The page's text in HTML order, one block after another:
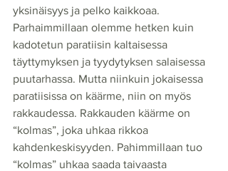
yksinäisyys ja pelko kaikkoaa.
Parhaimmillaan olemme hetken kuin
kadotetun paratiisin kaltaisessa
täyttymyksen ja tyydytyksen salaisessa
puutarhassa. Mutta niinkuin jokaisessa
paratiisissa on käärme, niin on myös
rakkaudessa. Rakkauden käärme on
“kolmas”, joka uhkaa rikkoa
kahdenkeskisyyden. Pahimmillaan tuo
“kolmas” uhkaa saada taivaasta